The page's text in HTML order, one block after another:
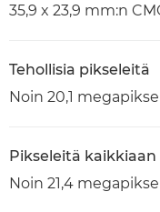
35,9 x 23,9 mm:n
Tehollisia pikseleitä
Noin 20,1
Pikseleitä kaikkiaan
Noin 21,4